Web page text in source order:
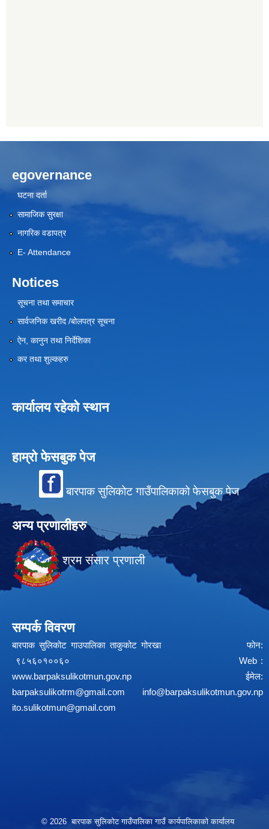
egovernance
घटना दर्ता
सामाजिक सुरक्षा
नागरिक वडापत्र
E- Attendance
Notices
सूचना तथा समाचार
सार्वजनिक खरीद /बोलपत्र सूचना
ऐन, कानुन तथा निर्देशिका
कर तथा शुल्कहरु
कार्यालय रहेको स्थान
हाम्रो फेसबुक पेज
बारपाक सुलिकोट गाउँपालिकाको फेसबुक पेज
अन्य प्रणालीहरु
श्रम संसार प्रणाली
सम्पर्क विवरण
बारपाक सुलिकोट गाउपालिका ताकुकोट गोरखा फोन:
९८५६०१००६० Web :
www.barpaksulikotmun.gov.np
ईमेल:
barpaksulikotrm@gmail.com
info@barpaksulikotmun.gov.np
ito.sulikotmun@gmail.com
© 2026 बारपाक सुलिकोट गाउँपालिका गाउँ कार्यपालिकाको कार्यालय